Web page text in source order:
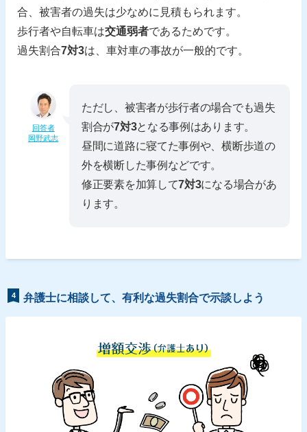
合、被害者の過失は少なめに見積もられます。
歩行者や自転車は交通弱者であるためです。
過失割合7対3は、車対車の事故が一般的です。
回答者
岡野武志
ただし、被害者が歩行者の場合でも過失
割合が7対3となる事例はあります。
昼間に道路に寝てた事例や、横断歩道の
外を横断した事例などです。
修正要素を加算して7対3になる場合があ
ります。
4 弁護士に相談して、有利な過失割合で示談しよう